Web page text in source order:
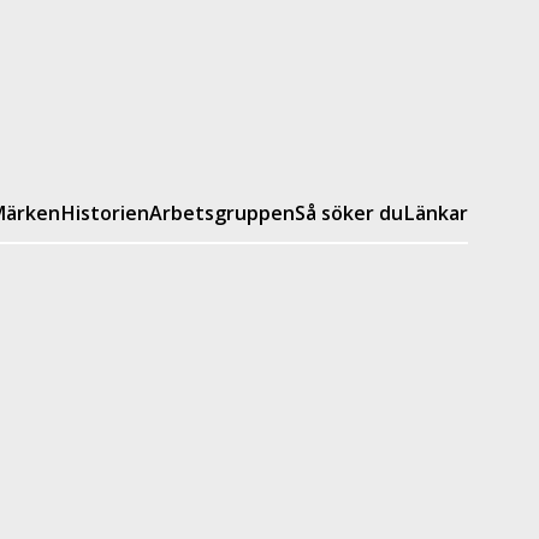
HistorienArbetsgruppenSå söker duLänkar